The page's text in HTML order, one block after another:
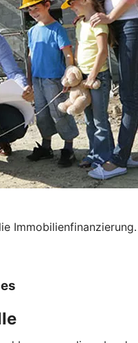
Immobilienfinanzierung.